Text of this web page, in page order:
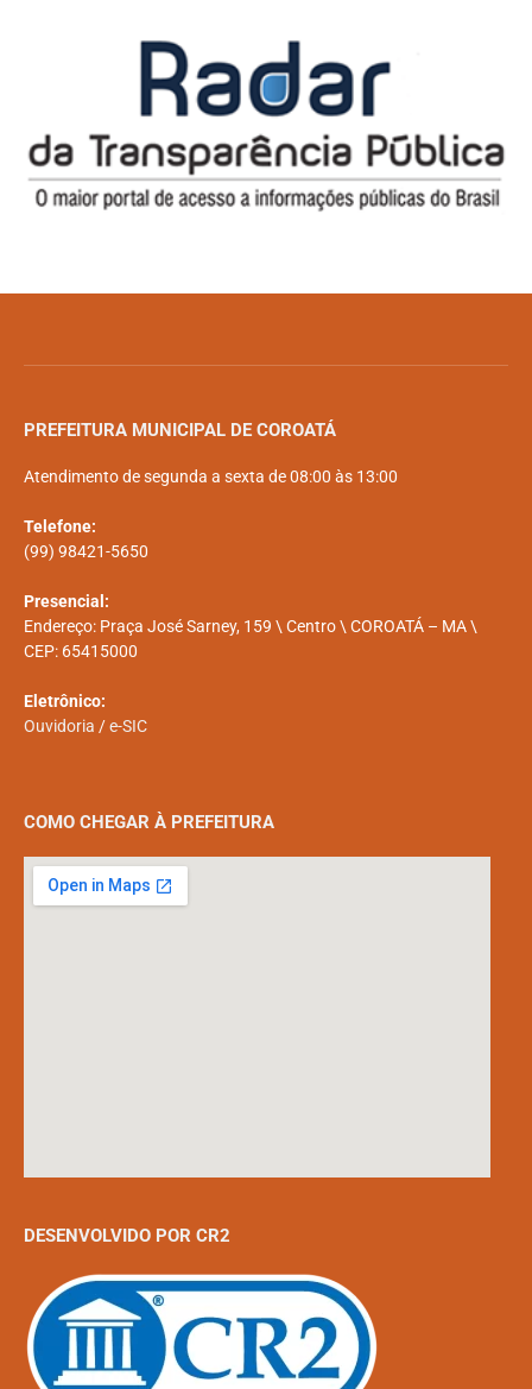
PREFEITURA MUNICIPAL DE COROATÁ
Atendimento de segunda a sexta de 08:00 às 13:00
Telefone:
(99) 98421-5650
Presencial:
Endereço: Praça José Sarney, 159 \ Centro \ COROATÁ – MA \
CEP: 65415000
Eletrônico:
Ouvidoria /e-SIC
COMO CHEGAR À PREFEITURA
DESENVOLVIDO POR CR2